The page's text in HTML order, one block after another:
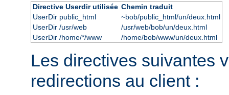
Directive Userdir utilisée Chemin traduit
UserDir public_html
~bob/public_html/un/deux.html
UserDir /usr/web
/usr/web/bob/un/deux.html
UserDir /home/*/www
/home/bob/www/un/deux.html
Les directives suivantes
redirections au client :